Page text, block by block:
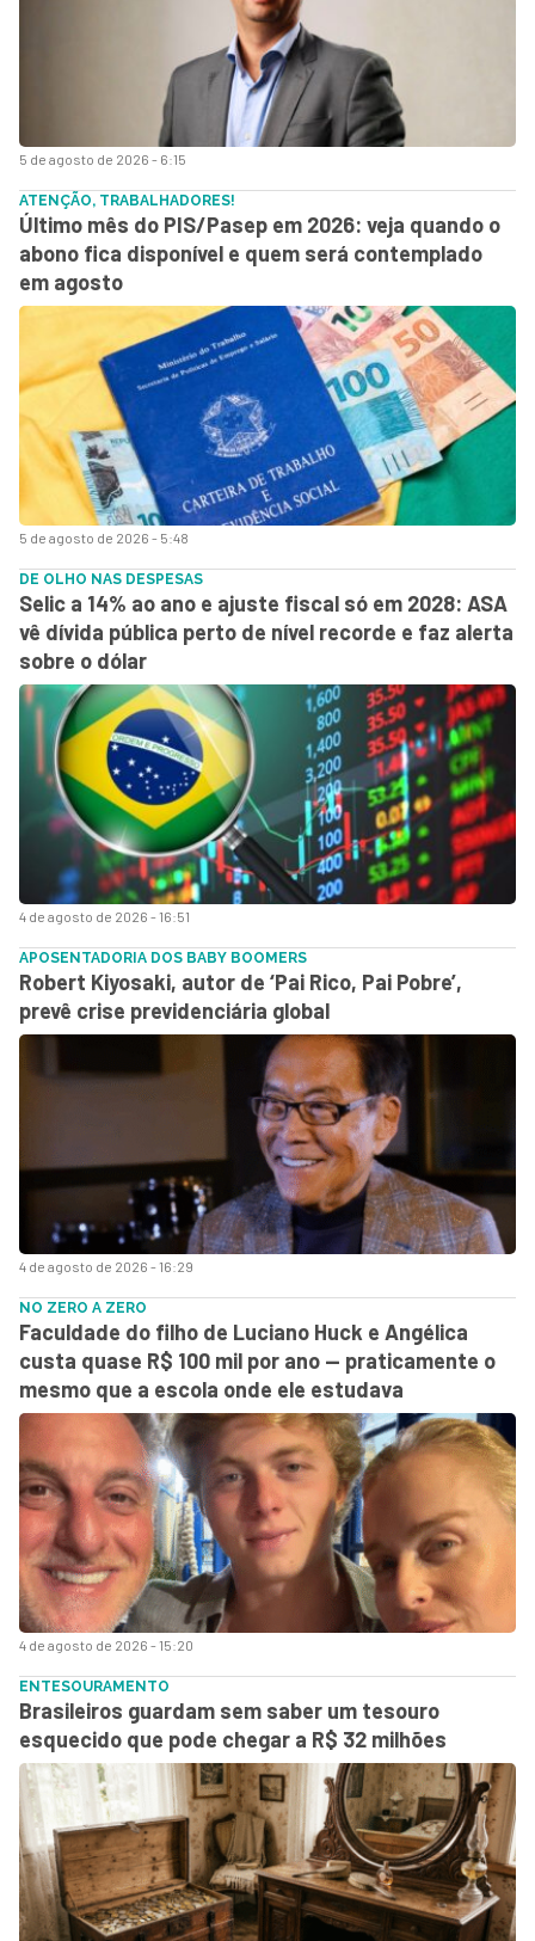
5 de agosto de 2026 - 6:15
5 de agosto de 2026 - 5:48
ATENÇÃO, TRABALHADORES!
Último mês do PIS/Pasep em 2026: veja quando o
abono fica disponível e quem será contemplado
em agosto
4 de agosto de 2026 - 16:51
DE OLHO NAS DESPESAS
Selic a 14% ao ano e ajuste fiscal só em 2028: ASA
vê dívida pública perto de nível recorde e faz alerta
sobre o dólar
4 de agosto de 2026 - 16:29
APOSENTADORIA DOS BABY BOOMERS
Robert Kiyosaki, autor de ‘Pai Rico, Pai Pobre’,
prevê crise previdenciária global
4 de agosto de 2026 - 15:20
NO ZERO A ZERO
Faculdade do filho de Luciano Huck e Angélica
custa quase R$ 100 mil por ano — praticamente o
mesmo que a escola onde ele estudava
ENTESOURAMENTO
Brasileiros guardam sem saber um tesouro
esquecido que pode chegar a R$ 32 milhões